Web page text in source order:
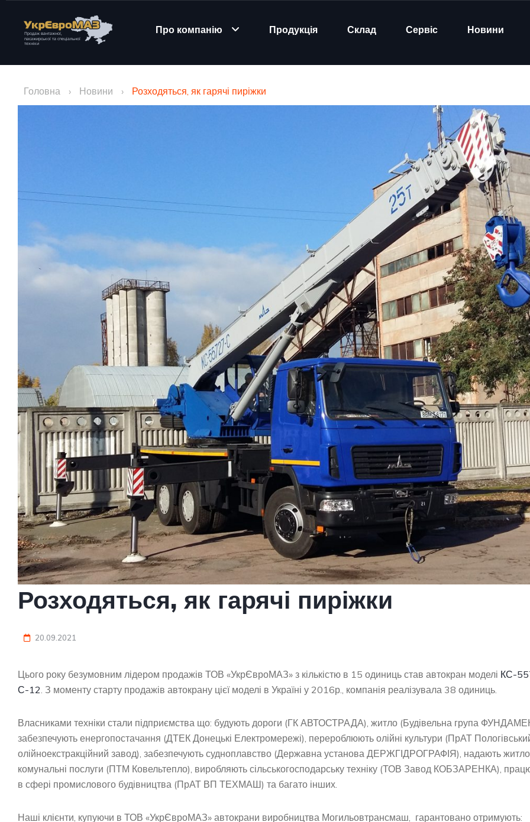
Про компанію Продукція Склад Сервіс Новини
Головна › Новини › Розходяться, як гарячі пиріжки
Розходяться, як гарячі пиріжки
20.09.2021
Цього року безумовним лідером продажів ТОВ «УкрЄвроМАЗ» з кількістю в 15 одиниць став автокран моделі КС-
С-12 . З моменту старту продажів автокрану цієї моделі в Україні у 2016р., компанія реалізувала 38 одиниць.
Власниками техніки стали підприємства що: будують дороги (ГК АВТОСТРАДА), житло (Будівельна група
забезпечують енергопостачання (ДТЕК Донецькі Електромережі), перероблюють олійні культури (ПрАТ
олійноекстракційний завод), забезпечують судноплавство (Державна установа ДЕРЖГІДРОГРАФІЯ), надають
комунальні послуги (ПТМ Ковельтепло), виробляють сільськогосподарську техніку (ТОВ Завод КОБЗАРЕНКА),
в сфері промислового будівництва (ПрАТ ВП ТЕХМАШ) та багато інших.
Наші клієнти, купуючи в ТОВ «УкрЄвроМАЗ» автокрани виробництва Могильовтрансмаш, гарантовано отримують: